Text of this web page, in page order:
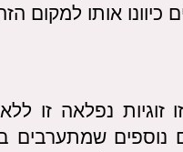
אותו למקום
זוגיות נפלאה זו
נוספים שמתערבים